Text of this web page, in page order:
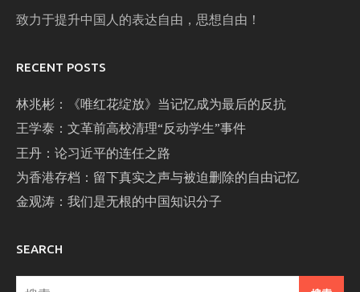
致力于提升中国人的表达自由，思想自由！
RECENT POSTS
林兆彬：《唯红花绽放》当记忆成为最后的反抗
王学泰：文革前高校清理“反动学生”事件
王丹：论习近平的连任之路
为香港存档：留下真实之声与被迫删除的自由记忆
金观涛：我们是无根的中国知识分子
SEARCH
搜